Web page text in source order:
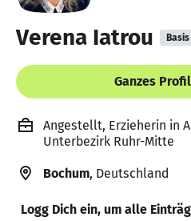
Verena Iatrou Basis
Ganzes
Angestellt, Erzieherin in
Unterbezirk Ruhr-Mitte
Bochum, Deutschland
Logg Dich ein, um alle